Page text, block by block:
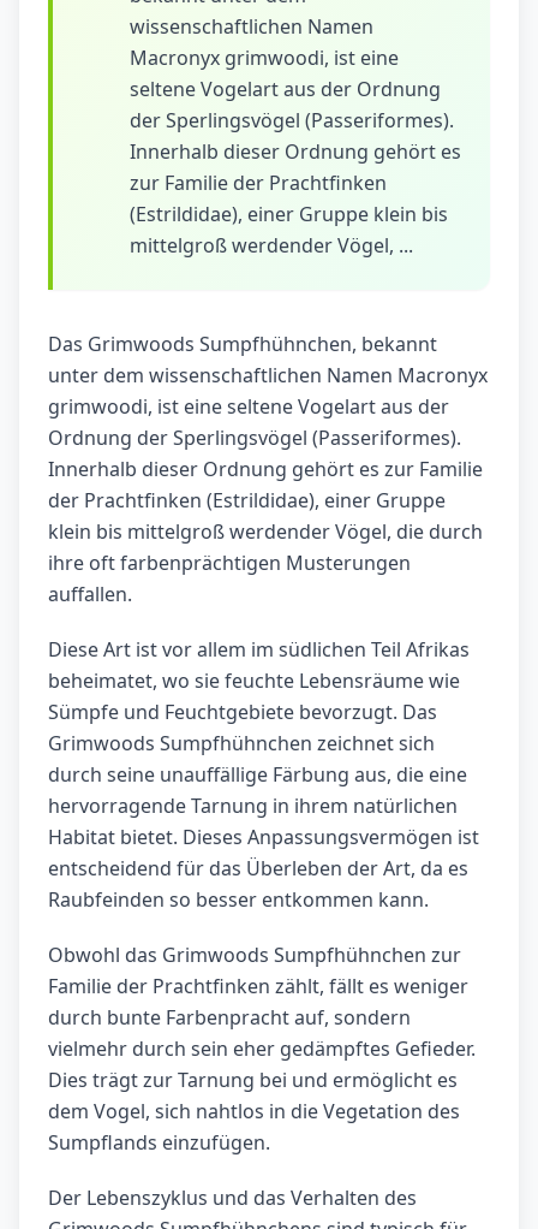
wissenschaftlichen Namen
Macronyx grimwoodi, ist eine
seltene Vogelart aus der Ordnung
der Sperlingsvögel (Passeriformes).
Innerhalb dieser Ordnung gehört es
zur Familie der Prachtfinken
(Estrildidae), einer Gruppe klein bis
mittelgroß werdender Vögel, ...
Das Grimwoods Sumpfhühnchen, bekannt
unter dem wissenschaftlichen Namen Macronyx
grimwoodi, ist eine seltene Vogelart aus der
Ordnung der Sperlingsvögel (Passeriformes).
Innerhalb dieser Ordnung gehört es zur Familie
der Prachtfinken (Estrildidae), einer Gruppe
klein bis mittelgroß werdender Vögel, die durch
ihre oft farbenprächtigen Musterungen
auffallen.
Diese Art ist vor allem im südlichen Teil Afrikas
beheimatet, wo sie feuchte Lebensräume wie
Sümpfe und Feuchtgebiete bevorzugt. Das
Grimwoods Sumpfhühnchen zeichnet sich
durch seine unauffällige Färbung aus, die eine
hervorragende Tarnung in ihrem natürlichen
Habitat bietet. Dieses Anpassungsvermögen ist
entscheidend für das Überleben der Art, da es
Raubfeinden so besser entkommen kann.
Obwohl das Grimwoods Sumpfhühnchen zur
Familie der Prachtfinken zählt, fällt es weniger
durch bunte Farbenpracht auf, sondern
vielmehr durch sein eher gedämpftes Gefieder.
Dies trägt zur Tarnung bei und ermöglicht es
dem Vogel, sich nahtlos in die Vegetation des
Sumpflands einzufügen.
Der Lebenszyklus und das Verhalten des